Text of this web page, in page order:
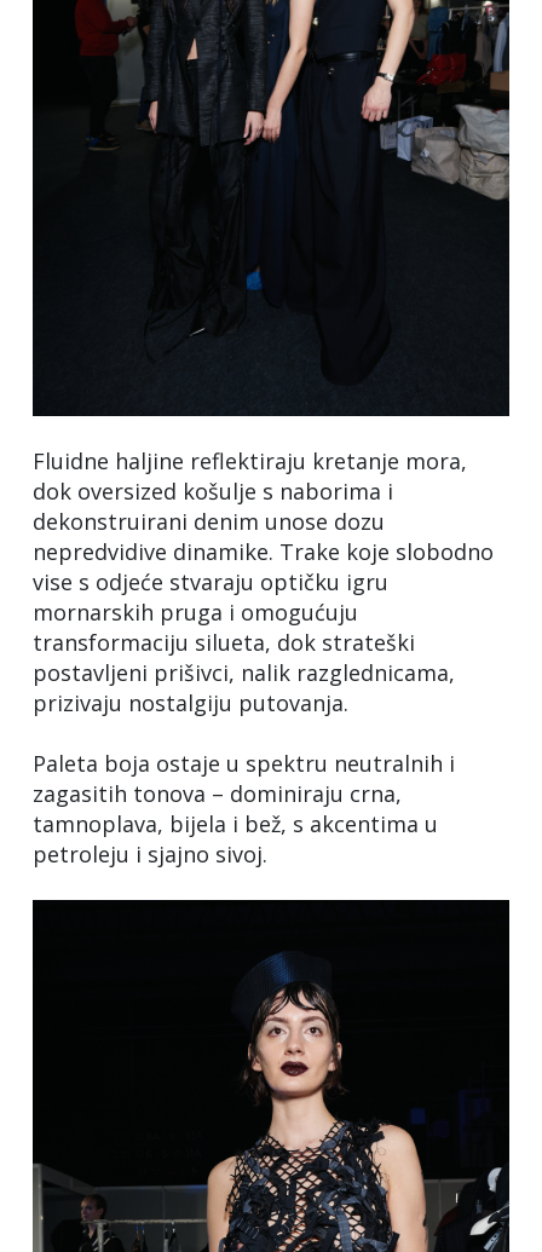
Fluidne haljine reflektiraju kretanje mora,
dok oversized košulje s naborima i
dekonstruirani denim unose dozu
nepredvidive dinamike. Trake koje slobodno
vise s odjeće stvaraju optičku igru
mornarskih pruga i omogućuju
transformaciju silueta, dok strateški
postavljeni prišivci, nalik razglednicama,
prizivaju nostalgiju putovanja.
Paleta boja ostaje u spektru neutralnih i
zagasitih tonova – dominiraju crna,
tamnoplava, bijela i bež, s akcentima u
petroleju i sjajno sivoj.